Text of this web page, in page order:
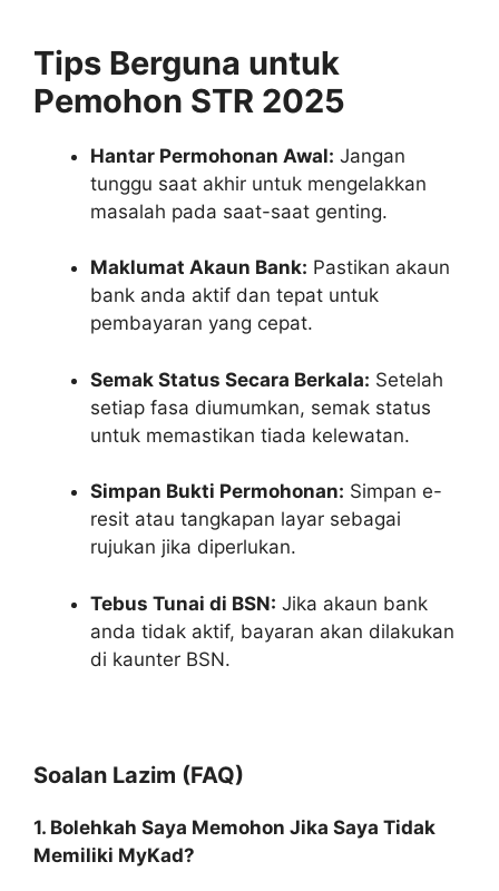
Tips Berguna untuk
Pemohon STR 2025
Hantar Permohonan Awal: Jangan
tunggu saat akhir untuk mengelakkan
masalah pada saat-saat genting.
Maklumat Akaun Bank: Pastikan akaun
bank anda aktif dan tepat untuk
pembayaran yang cepat.
Semak Status Secara Berkala: Setelah
setiap fasa diumumkan, semak status
untuk memastikan tiada kelewatan.
Simpan Bukti Permohonan: Simpan e-
resit atau tangkapan layar sebagai
rujukan jika diperlukan.
Tebus Tunai di BSN: Jika akaun bank
anda tidak aktif, bayaran akan dilakukan
di kaunter BSN.
Soalan Lazim (FAQ)
1. Bolehkah Saya Memohon Jika Saya Tidak
Memiliki MyKad?